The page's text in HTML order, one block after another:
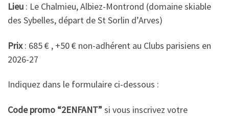
Lieu : Le Chalmieu, Albiez-Montrond (domaine skiable
des Sybelles, départ de St Sorlin d’Arves)
Prix: 685 € , +50 € non-adhérent au Clubs parisiens en
2026-27
Indiquez dans le formulaire ci-dessous :
Code promo “2ENFANT”si vous inscrivez votre